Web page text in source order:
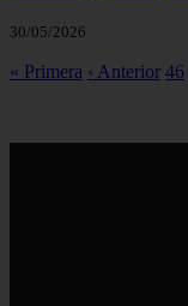
30/05/2026
« Primera ‹ Anterior 46